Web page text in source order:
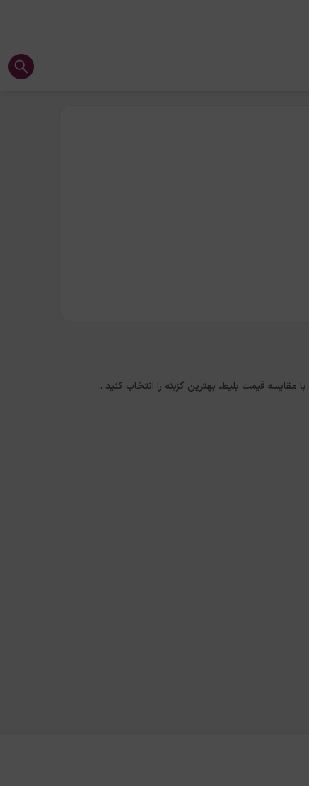
با مقایسه قیمت بلیط، بهترین گزینه را انتخاب کنید .